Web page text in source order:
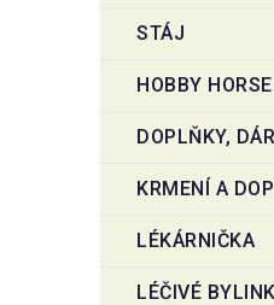
STÁJ
HOBBY HORSE
DOPLŇKY,
KRMENÍ A
LÉKÁRNIČKA
LÉČIVÉ